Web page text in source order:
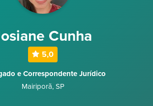
Cunha
5,0
e Correspondente Jurídico
Mairiporã, SP